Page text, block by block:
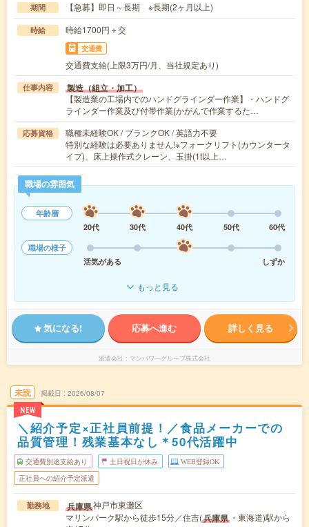
期間 【急募】即日～長期 ※長期(2ヶ月以上)
時給 時給1700円＋交
交通費
交通費支給(上限3万円/月、当社規定あり)
仕事内容 製造（組立・加工）
【製造業の工場内でのハンドグラインダー作業】・ハンドグ
ラインダー作業及び付帯作業(かがんで作業するた…
応募資格
職種未経験OK / ブランクOK / 英語力不要
特別な経験は必要ありません!※フォークリフト(カウンタータ
イプ)、床上操作式クレーン、玉掛(1t以上…
職場の雰囲気
年齢層
20代
30代 40代 50代
60代
職場の様子
活気がある
しずか
もっと見る
気になる! 応募へ進む 詳しく見る
派遣会社 マンパワーグループ株式会社
未読
NEW
掲載日 2026/08/07
＼紹介予定×正社員前提！／食品メーカーでの
品質管理！残業基本なし＊50代活躍中
交通費別途支給あり 土日祝日が休み WEB登録OK
正社員への紹介予定派遣
勤務地 兵庫県神戸市東灘区
マリンパーク駅から徒歩15分／住吉(兵庫県 ・東海道)駅から